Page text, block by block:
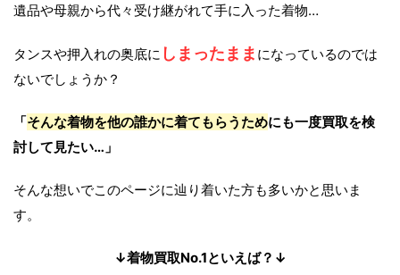
遺品や母親から代々受け継がれて手に入った着物…
タンスや押入れの奥底に しまったまま になっているのでは
ないでしょうか？
「そんな着物を他の誰かに着てもらうためにも一度買取を検
討して見たい…」
そんな想いでこのページに辿り着いた方も多いかと思いま
す。
↓着物買取No.1といえば？↓